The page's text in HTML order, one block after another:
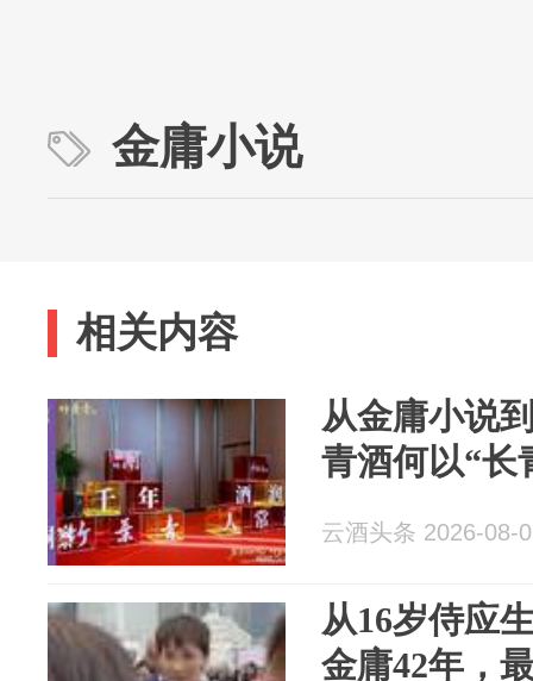
金庸小说
相关内容
从金庸小说
青酒何以“长
云酒头条 2026-08-
从16岁侍应
金庸42年，